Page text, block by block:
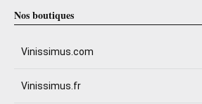
Nos boutiques
Vinissimus.com
Vinissimus.fr